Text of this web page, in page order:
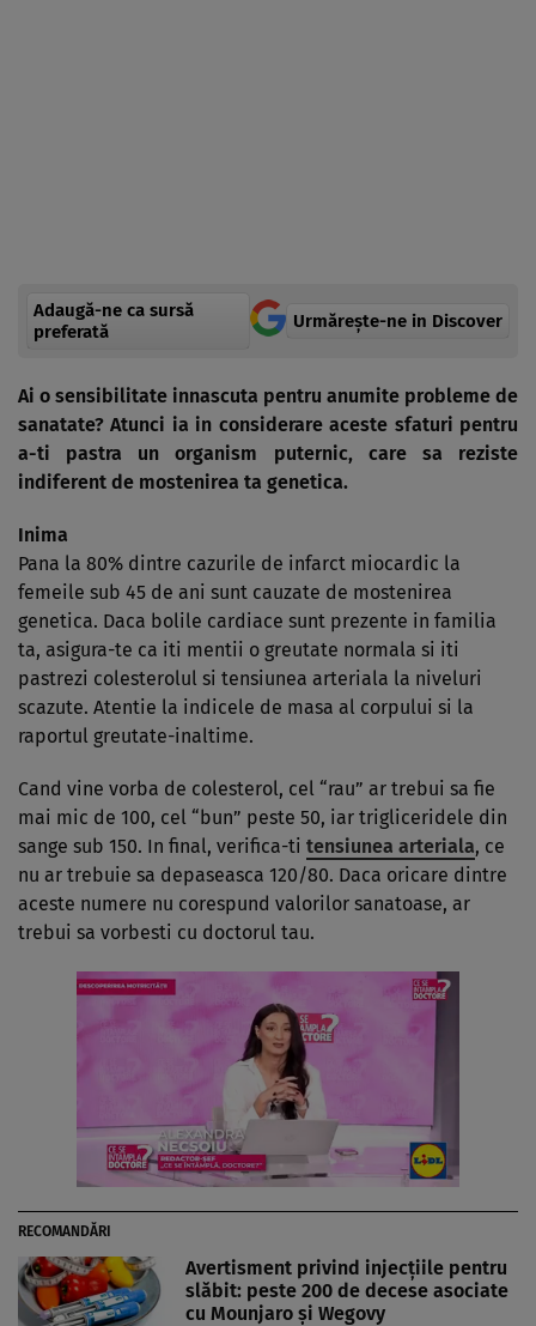
Adaugă-ne ca sursă
preferată
Urmărește-ne in Discover
Ai o sensibilitate innascuta pentru anumite probleme de
sanatate? Atunci ia in considerare aceste sfaturi pentru
a-ti pastra un organism puternic, care sa reziste
indiferent de mostenirea ta genetica.
Inima
Pana la 80% dintre cazurile de infarct miocardic la
femeile sub 45 de ani sunt cauzate de mostenirea
genetica. Daca bolile cardiace sunt prezente in familia
ta, asigura-te ca iti mentii o greutate normala si iti
pastrezi colesterolul si tensiunea arteriala la niveluri
scazute. Atentie la indicele de masa al corpului si la
raportul greutate-inaltime.
Cand vine vorba de colesterol, cel “rau” ar trebui sa fie
mai mic de 100, cel “bun” peste 50, iar trigliceridele din
sange sub 150. In final, verifica-ti tensiunea arteriala, ce
nu ar trebuie sa depaseasca 120/80. Daca oricare dintre
aceste numere nu corespund valorilor sanatoase, ar
trebui sa vorbesti cu doctorul tau.
RECOMANDĂRI
Avertisment privind injecțiile pentru
slăbit: peste 200 de decese asociate
cu Mounjaro și Wegovy